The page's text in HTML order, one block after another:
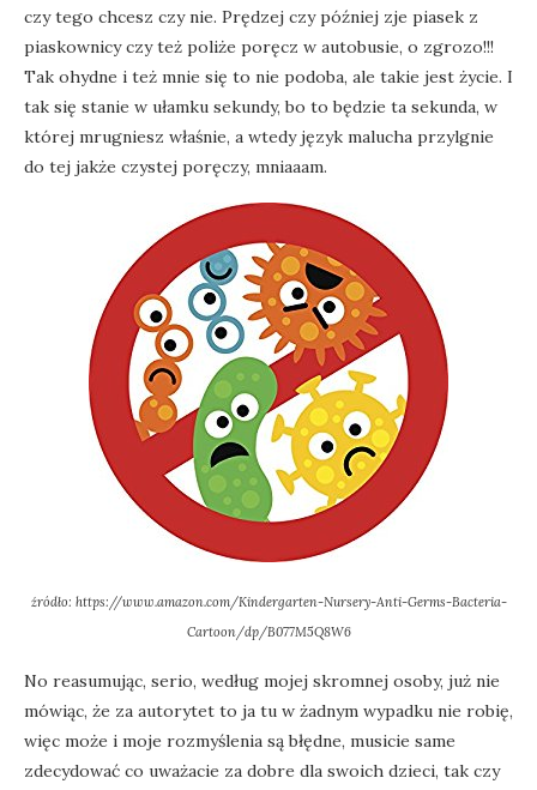
czy tego chcesz czy nie. Prędzej czy później zje piasek z
piaskownicy czy też poliże poręcz w autobusie, o zgrozo!!!
Tak ohydne i też mnie się to nie podoba, ale takie jest życie. I
tak się stanie w ułamku sekundy, bo to będzie ta sekunda, w
której mrugniesz właśnie, a wtedy język malucha przylgnie
do tej jakże czystej poręczy, mniaaam.
źródło: https://www.amazon.com/Kindergarten-Nursery-Anti-Germs-Bacteria-
Cartoon/dp/B077M5Q8W6
No reasumując, serio, według mojej skromnej osoby, już nie
mówiąc, że za autorytet to ja tu w żadnym wypadku nie robię,
więc może i moje rozmyślenia są błędne, musicie same
zdecydować co uważacie za dobre dla swoich dzieci, tak czy